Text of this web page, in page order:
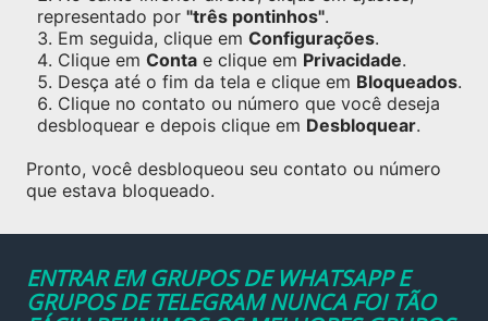
representado por "três pontinhos".
Em seguida, clique em Configurações.
Clique em Conta e clique em Privacidade.
Desça até o fim da tela e clique em Bloqueados.
Clique no contato ou número que você deseja
desbloquear e depois clique em Desbloquear.
Pronto, você desbloqueou seu contato ou número
que estava bloqueado.
ENTRAR EM GRUPOS DE WHATSAPP E
GRUPOS DE TELEGRAM NUNCA FOI TÃO